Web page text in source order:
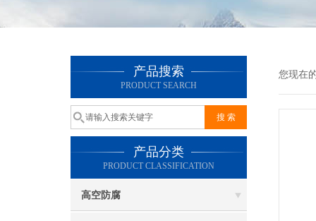
产品搜索
PRODUCT SEARCH
产品分类
PRODUCT CLASSIFICATION
高空防腐
您现在